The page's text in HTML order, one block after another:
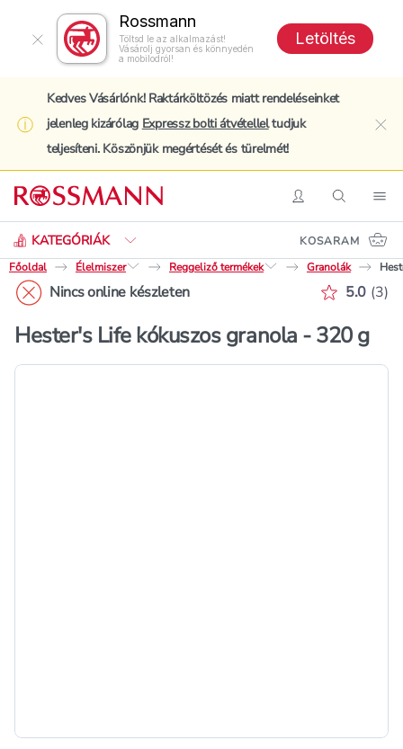
Rossmann
Töltsd le az alkalmazást!
Vásárolj gyorsan és könnyedén
a mobilodról!
Letöltés
Kedves Vásárlónk! Raktárköltözés miatt rendeléseinket
jelenleg kizárólag Expressz bolti átvételleltudjuk
teljesíteni. Köszönjük megértését és türelmét!
BelépésKeresés
KATEGÓRIÁK
Keresés
KOSARAM
Főoldal
Élelmiszer Reggeliző termékek Granolák
Nincs online készleten 5.0 (3)
Hester's Life kókuszos granola - 320 g